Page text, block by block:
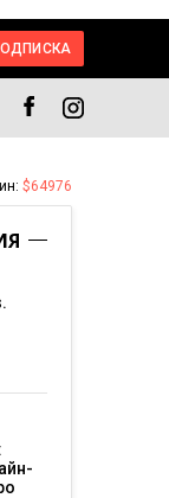
$64976